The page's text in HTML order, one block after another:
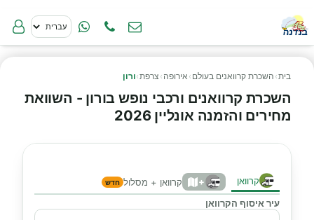
בית› השכרת קרוואנים בעולם › אירופה › צרפת›ורון
השכרת קרוואנים ורכבי נופש בורון - השוואת
מחירים והזמנה אונליין 2026
קרוואן + קרוואן + מסלול חדש
עיר איסוף הקרוואן